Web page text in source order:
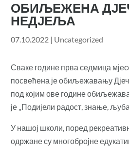
ОБИЉЕЖЕНА
НЕДЈЕЉА
07.10.2022 | Uncategorized
Сваке године прва седмица
посвећена је обиљежавању
под којим ове године
је „Подијели радост, знање,
У нашој школи, поред
одржане су многобројне